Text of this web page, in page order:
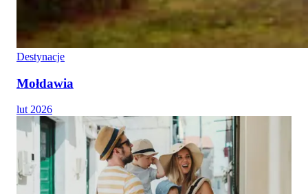
Destynacje
Mołdawia
lut 2026